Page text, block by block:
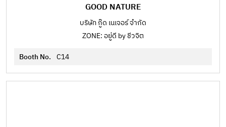
GOOD NATURE
บริษัท กู๊ด เนเจอร์ จำกัด
ZONE: อยู่ดี by ชีวจิต
Booth No. C14